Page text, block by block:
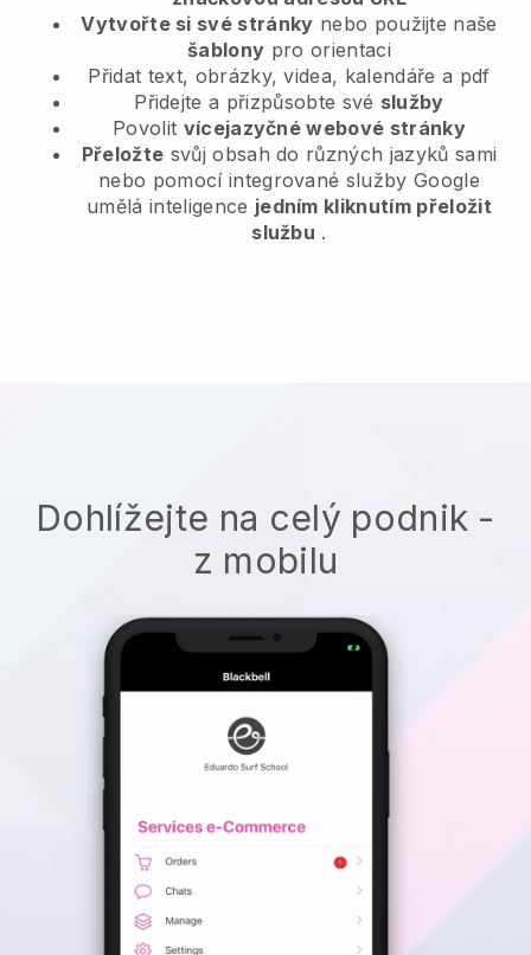
Vytvořte si své stránky nebo použijte naše
šablony pro orientaci
Přidat text, obrázky, videa, kalendáře a pdf
Přidejte a přizpůsobte své služby
Povolit vícejazyčné webové stránky
Přeložte svůj obsah do různých jazyků sami
nebo pomocí integrované služby Google
umělá inteligence jedním kliknutím přeložit
službu .
Dohlížejte na celý podnik -
z mobilu